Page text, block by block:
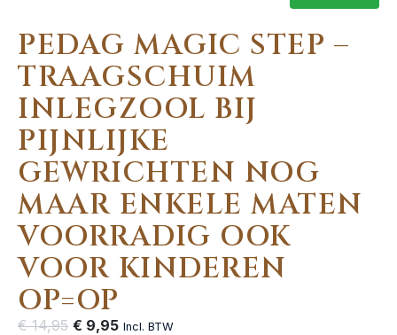
PEDAG MAGIC STEP –
TRAAGSCHUIM
INLEGZOOL BIJ
PIJNLIJKE
GEWRICHTEN NOG
MAAR ENKELE MATEN
VOORRADIG OOK
VOOR KINDEREN
OP=OP
€14,95 € 9,95 Incl. BTW